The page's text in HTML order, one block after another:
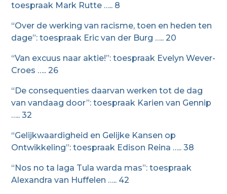
toespraak Mark Rutte ….. 8
“Over de werking van racisme, toen en heden ten
dage”: toespraak Eric van der Burg ….. 20
“Van excuus naar aktie!”: toespraak Evelyn Wever-
Croes ….. 26
“De consequenties daarvan werken tot de dag
van vandaag door”: toespraak Karien van Gennip
….. 32
“Gelijkwaardigheid en Gelijke Kansen op
Ontwikkeling”: toespraak Edison Reina ….. 38
“Nos no ta laga Tula warda mas”: toespraak
Alexandra van Huffelen ….. 42